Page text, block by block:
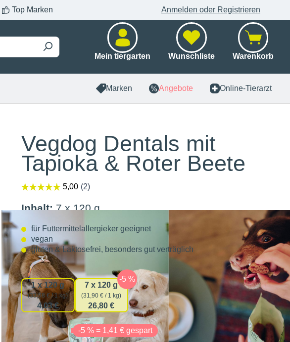
Top Marken Anmelden oder Registrieren
Mein tiergarten Wunschliste Warenkorb
Marken Angebote Online-Tierarzt
Vegdog Dentals mit
Tapioka & Roter Beete
Inhalt: 7 x 120 g
für Futtermittelallergieker geeignet
vegan
gluten & Laktosefrei, besonders gut verträglich
Verpackungsmenge auswählen
1 x 120 g
(33,58 € / 1 kg)
4,03 €
7 x 120 g
(31,90 € / 1 kg)
26,80 €
26,80 € -5 % = 1,41 € gespart